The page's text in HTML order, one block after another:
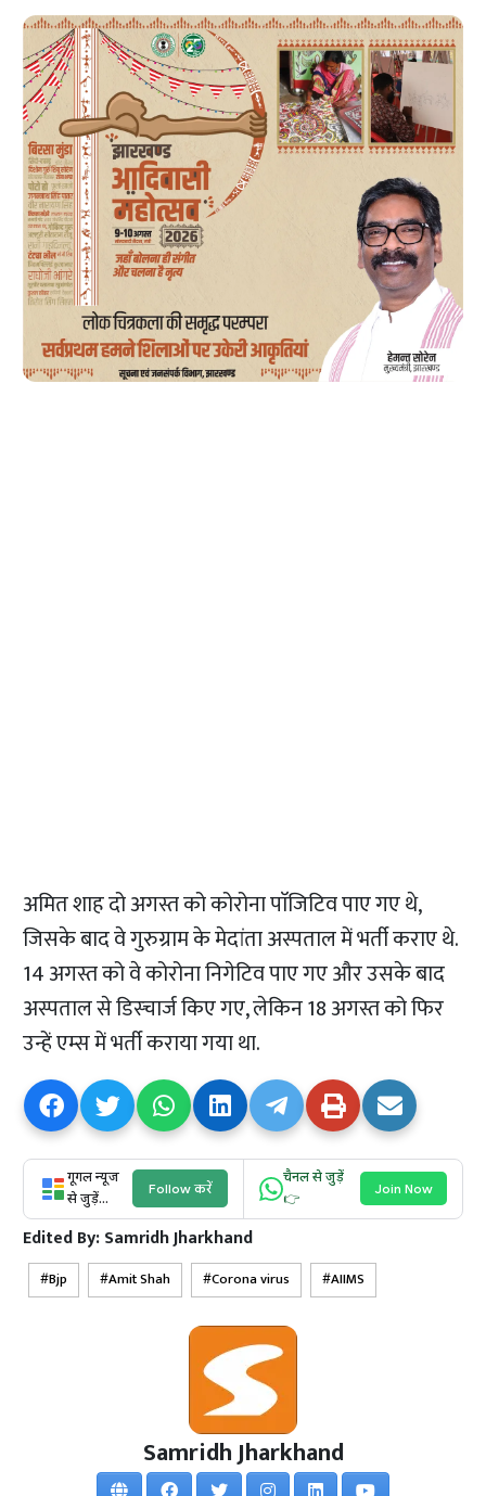
अमित शाह दो अगस्त को कोरोना पाॅजिटिव पाए गए थे,
जिसके बाद वे गुरुग्राम के मेदांता अस्पताल में भर्ती कराए थे.
14 अगस्त को वे कोरोना निगेटिव पाए गए और उसके बाद
अस्पताल से डिस्चार्ज किए गए, लेकिन 18 अगस्त को फिर
उन्हें एम्स में भर्ती कराया गया था.
गूगल न्यूज
से जुड़ें...
Follow करें
चैनल से जुड़ें
👉
Join Now
Edited By:Samridh Jharkhand
Bjp Amit Shah Corona virus AIIMS
Samridh Jharkhand